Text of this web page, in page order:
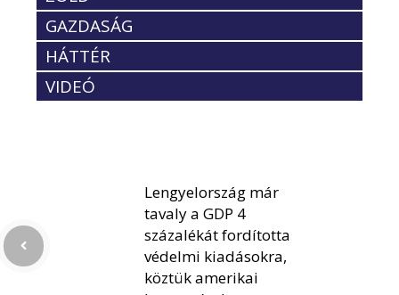
GAZDASÁG
HÁTTÉR
VIDEÓ
Lengyelország már
tavaly a GDP 4
százalékát fordította
védelmi kiadásokra,
köztük amerikai